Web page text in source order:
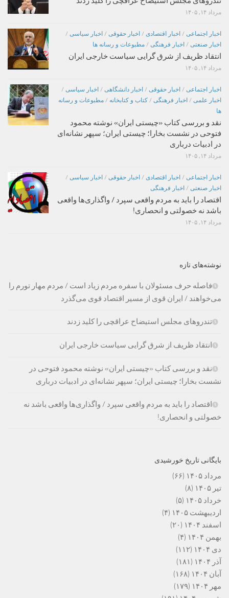
مرداد ۱۴, ۱۴۰۵
اخبار اجتماعی / اخبار اقتصادی / اخبار حقوقی / اخبار سیاسی /
اخبار صنعتی / اخبار فرهنگی / مطبوعات و رسانه ها
انتقاد ظریف از شرق گرایی سیاست خارجی ایران
مرداد ۱۴, ۱۴۰۵
اخبار اجتماعی / اخبار حقوقی / اخبار دانشگاهی / اخبار سیاسی /
اخبار علمی / اخبار فرهنگی / کتاب و کتابخانه / مطبوعات و رسانه
ها
نقد و بررسی کتاب «چیستی ایران» نوشته محمود
فتوحی در نشست بخارا؛ چیستی ایران؛ سپهر نشانه‌ای
در ادبیات درباری
مرداد ۱۴, ۱۴۰۵
اخبار اجتماعی / اخبار اقتصادی / اخبار حقوقی / اخبار سیاسی /
اخبار صنعتی / اخبار فرهنگی
اقتصاد را باید به مردم واقعی سپرد / واگذاری‌ها واقعی
باشد نه خصولتی و انحصاری!
مرداد ۱۴, ۱۴۰۵
نوشته‌های تازه
فاصله حرف مسئولان با سفره مردم زیاد است / مردم مهار تورم را
می‌خواهند / ایران قوی از مسیر اقتصاد قوی می‌گذرد
تندروهای مجلس استیضاح عراقچی را کلید زدند
انتقاد ظریف از شرق گرایی سیاست خارجی ایران
نقد و بررسی کتاب «چیستی ایران» نوشته محمود فتوحی در
نشست بخارا؛ چیستی ایران؛ سپهر نشانه‌ای در ادبیات درباری
اقتصاد را باید به مردم واقعی سپرد / واگذاری‌ها واقعی باشد نه
خصولتی و انحصاری!
بایگانی تاریخ خورشیدی
مرداد ۱۴۰۵
(۶۶)
تیر ۱۴۰۵
(۸)
خرداد ۱۴۰۵
(۵)
اردیبهشت ۱۴۰۵
(۴)
اسفند ۱۴۰۴
(۲۰)
بهمن ۱۴۰۴
(۴)
دی ۱۴۰۴
(۱۱۲)
آذر ۱۴۰۴
(۱۸۱)
آبان ۱۴۰۴
(۱۶۸)
مهر ۱۴۰۴
(۱۷۹)